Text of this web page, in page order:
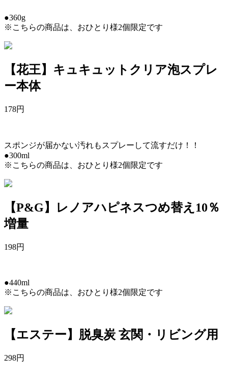
●360g
※こちらの商品は、おひとり様2個限定です
【花王】キュキュットクリア泡スプレ
ー本体
178円
スポンジが届かない汚れもスプレーして流すだけ！！
●300ml
※こちらの商品は、おひとり様2個限定です
【P&G】レノアハピネスつめ替え10％
増量
198円
●440ml
※こちらの商品は、おひとり様2個限定です
【エステー】脱臭炭 玄関・リビング用
298円